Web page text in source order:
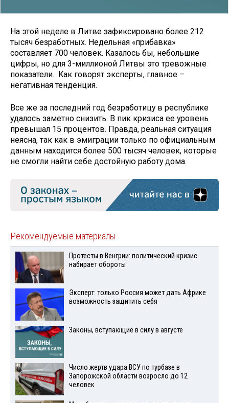
На этой неделе в Литве зафиксировано более 212
тысяч безработных. Недельная «прибавка»
составляет 700 человек. Казалось бы, небольшие
цифры, но для 3-миллионой Литвы это тревожные
показатели. Как говорят эксперты, главное –
негативная тенденция.
Все же за последний год безработицу в республике
удалось заметно снизить. В пик кризиса ее уровень
превышал 15 процентов. Правда, реальная ситуация
неясна, так как в эмиграции только по официальным
данным находится более 500 тысяч человек, которые
не смогли найти себе достойную работу дома.
Рекомендуемые материалы
Протесты в Венгрии: политический кризис
набирает обороты
Эксперт: только Россия может дать Африке
возможность защитить себя
Законы, вступающие в силу в августе
Число жертв удара ВСУ по турбазе в
Запорожской области возросло до 12
человек